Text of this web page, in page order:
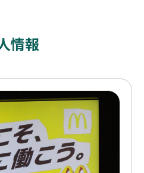
情報